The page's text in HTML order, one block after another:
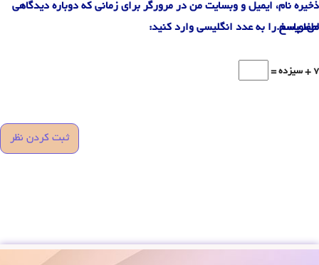
ذخیره نام، ایمیل و وبسایت من در مرورگر برای زمانی که دوباره دیدگاهی
می‌نویسم.
لطفا پاسخ را به عدد انگلیسی وارد کنید:
7 + سیزده =